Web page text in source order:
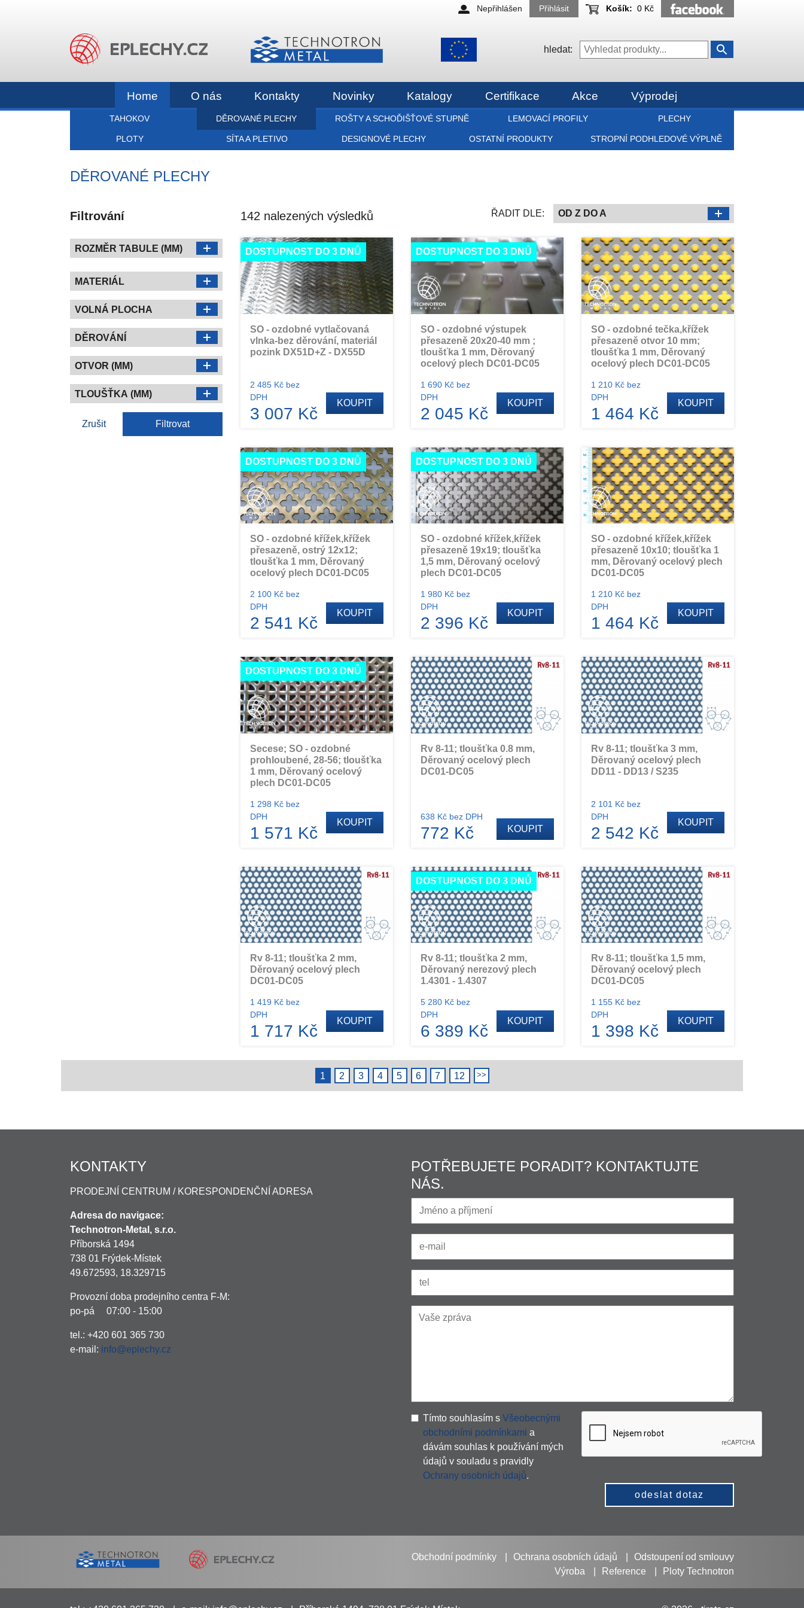
Nepřihlášen Přihlásit Košík: 0 Kč
hledat:
Home
TAHOKOV DĚROVANÉ PLECHY ROŠTY A SCHOĎIŠŤOVÉ STUPNĚ LEMOVACÍ PROFILY PLECHY
PLOTY SÍTA A PLETIVO DESIGNOVÉ PLECHY OSTATNÍ PRODUKTY STROPNÍ PODHLEDOVÉ VÝPLNĚ
O nás Kontakty Novinky Katalogy Certifikace Akce Výprodej
DĚROVANÉ PLECHY
Filtrování
ROZMĚR TABULE (MM)
MATERIÁL
VOLNÁ PLOCHA
DĚROVÁNÍ
OTVOR (MM)
TLOUŠŤKA (MM)
Zrušit Filtrovat
142 nalezených výsledků ŘADIT DLE: OD Z DO A
DOSTUPNOST DO 3 DNŮ
SO - ozdobné vytlačovaná
vlnka-bez děrování, materiál
pozink DX51D+Z - DX55D
2 485 Kč bez
DPH
3 007 Kč
KOUPIT
DOSTUPNOST DO 3 DNŮ
SO - ozdobné výstupek
přesazeně 20x20-40 mm ;
tloušťka 1 mm, Děrovaný
ocelový plech DC01-DC05
1 690 Kč bez
DPH
2 045 Kč
KOUPIT
SO - ozdobné tečka,křížek
přesazeně otvor 10 mm;
tloušťka 1 mm, Děrovaný
ocelový plech DC01-DC05
1 210 Kč bez
DPH
1 464 Kč
KOUPIT
DOSTUPNOST DO 3 DNŮ
SO - ozdobné křížek,křížek
přesazeně, ostrý 12x12;
tloušťka 1 mm, Děrovaný
ocelový plech DC01-DC05
2 100 Kč bez
DPH
2 541 Kč
KOUPIT
DOSTUPNOST DO 3 DNŮ
SO - ozdobné křížek,křížek
přesazeně 19x19; tloušťka
1,5 mm, Děrovaný ocelový
plech DC01-DC05
1 980 Kč bez
DPH
2 396 Kč
KOUPIT
SO - ozdobné křížek,křížek
přesazeně 10x10; tloušťka 1
mm, Děrovaný ocelový plech
DC01-DC05
1 210 Kč bez
DPH
1 464 Kč
KOUPIT
DOSTUPNOST DO 3 DNŮ
Secese; SO - ozdobné
prohloubené, 28-56; tloušťka
1 mm, Děrovaný ocelový
plech DC01-DC05
1 298 Kč bez
DPH
1 571 Kč
KOUPIT
Rv 8-11; tloušťka 0.8 mm,
Děrovaný ocelový plech
DC01-DC05
638 Kč bez DPH
772 Kč KOUPIT
Rv 8-11; tloušťka 3 mm,
Děrovaný ocelový plech
DD11 - DD13 / S235
2 101 Kč bez
DPH
2 542 Kč
KOUPIT
Rv 8-11; tloušťka 2 mm,
Děrovaný ocelový plech
DC01-DC05
1 419 Kč bez
DPH
1 717 Kč
KOUPIT
DOSTUPNOST DO 3 DNŮ
Rv 8-11; tloušťka 2 mm,
Děrovaný nerezový plech
1.4301 - 1.4307
5 280 Kč bez
DPH
6 389 Kč
KOUPIT
Rv 8-11; tloušťka 1,5 mm,
Děrovaný ocelový plech
DC01-DC05
1 155 Kč bez
DPH
1 398 Kč
KOUPIT
1 2 3 4 5 6 7 12
KONTAKTY
PRODEJNÍ CENTRUM / KORESPONDENČNÍ ADRESA
Adresa do navigace:
Technotron-Metal, s.r.o.
Příborská 1494
738 01 Frýdek-Místek
49.672593, 18.329715
Provozní doba prodejního centra F-M:
po-pá 07:00 - 15:00
tel.: +420 601 365 730
e-mail: info@eplechy.cz
POTŘEBUJETE PORADIT? KONTAKTUJTE
NÁS.
Tímto souhlasím s Všeobecnými
obchodními podmínkami a
dávám souhlas k používání mých
údajů v souladu s pravidly
Ochrany osobních údajů.
odeslat dotaz
Obchodní podmínky Ochrana osobních údajů
Odstoupení od smlouvy
Výroba
Reference Ploty Technotron